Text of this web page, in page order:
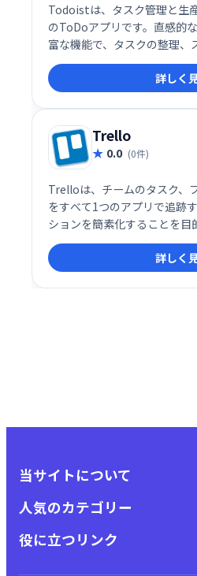
Todoistは、タスク管理と生
のToDoアプリです。直感的
富な機能で、タスクの整理、
限管理を効率化します。PC
様々なデバイスに対応し、ス
現します。無料プランに加
る有料プラン（年間29ドル
詳しく
Trello
0.0 (0件)
Trelloは、チームのタスク、
をすべて1つのアプリで追跡
ションを簡素化することを目
詳しく
当サイトについて
人気のカテゴリー
役に立つリンク